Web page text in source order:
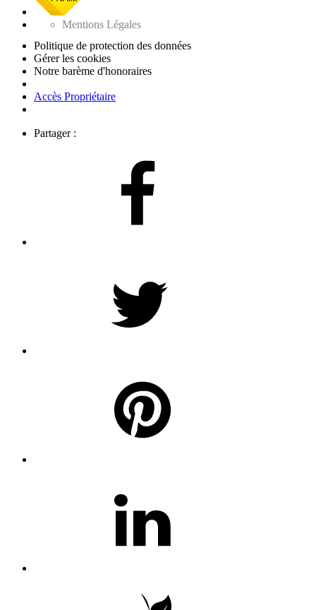
Mentions Légales
Politique de protection des données
Gérer les cookies
Notre barème d'honoraires
Accès Propriétaire
Partager :